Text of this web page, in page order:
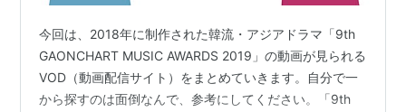
今回は、2018年に制作された韓流・アジアドラマ「9th
GAONCHART MUSIC AWARDS 2019」の動画が見られる
VOD（動画配信サイト）をまとめていきます。自分で一
から探すのは面倒なんで、参考にしてください。「9th